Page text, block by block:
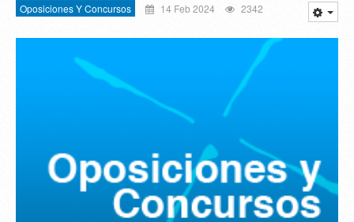
Oposiciones Y Concursos 14 Feb 2024 2342